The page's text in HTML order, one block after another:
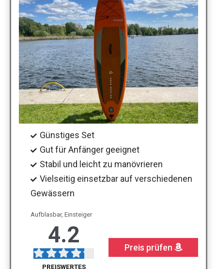
Günstiges Set
Gut für Anfänger geeignet
Stabil und leicht zu manövrieren
Vielseitig einsetzbar auf verschiedenen
Gewässern
Aufblasbar, Einsteiger
4.2
PREISWERTES
Preis prüfen